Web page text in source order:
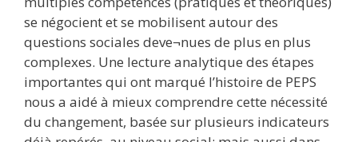
se négocient et se mobilisent autour des
questions sociales deve¬nues de plus en plus
complexes. Une lecture analytique des étapes
importantes qui ont marqué l’histoire de PEPS
nous a aidé à mieux comprendre cette nécessité
du changement, basée sur plusieurs indicateurs